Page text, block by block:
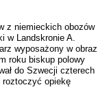
z niemieckich obozów
w Landskronie A.
wyposażony w obraz
roku biskup polowy
do Szwecji czterech
roztoczyć opiekę